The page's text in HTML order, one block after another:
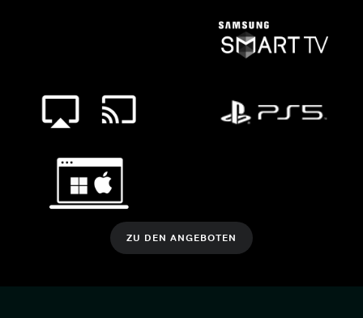
ZU DEN ANGEBOTEN